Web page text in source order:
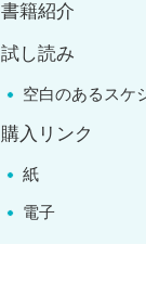
書籍紹介
試し読み
空白のあるスケ
購入リンク
紙
電子